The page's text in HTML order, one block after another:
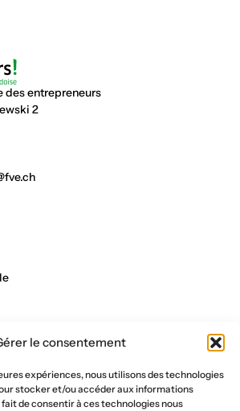
le consentement
expériences, nous utilisons des technologies
stocker et/ou accéder aux informations
de consentir à ces technologies nous
des entrepreneurs
2
civil